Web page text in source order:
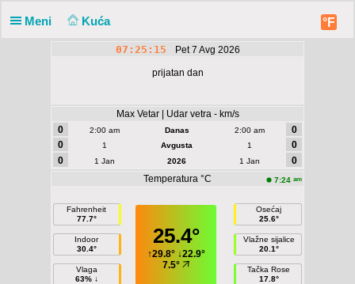
Meni Kuća °F
07:25:16 Pet 7 Avg 2026
prijatan dan
Max Vetar | Udar vetra - km/s
0
2:00 am Danas 2:00 am
0
0
1 Avgusta 1
0
0
1 Jan 2026 1 Jan
0
Temperatura °C
7:24 am
Fahrenheit
77.7°
Indoor
30.4°
Vlaga
63% ↓
25.4°
↑29.8°↓22.9°
7.5°
Osećaj
25.6°
Vlažne sijalice
20.1°
Tačka Rose
17.8°